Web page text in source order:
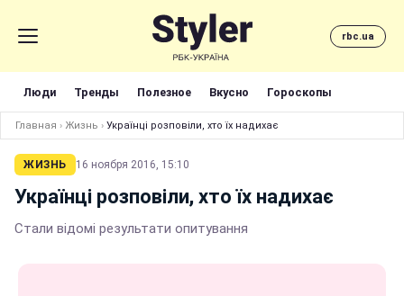
rbc.ua
Люди Тренды Полезное Вкусно Гороскопы
Главная › Жизнь › Українці розповіли, хто їх надихає
ЖИЗНЬ 16 ноября 2016, 15:10
Українці розповіли, хто їх надихає
Стали відомі результати опитування